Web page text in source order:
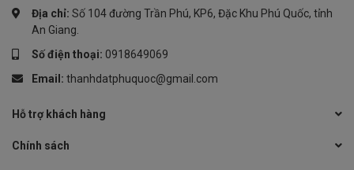
Địa chỉ: Số 104 đường Trần Phú, KP6, Đặc Khu Phú Quốc, tỉnh
An Giang.
Số điện thoại: 0918649069
Email: thanhdatphuquoc@gmail.com
Hỗ trợ khách hàng
Chính sách